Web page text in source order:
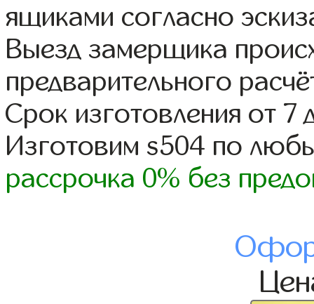
ящиками согласно
Выезд замерщика
предварительного
Срок изготовления от 7
Изготовим s504 по
рассрочка 0% без